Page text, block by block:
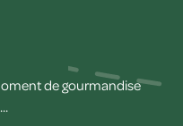
de gourmandise